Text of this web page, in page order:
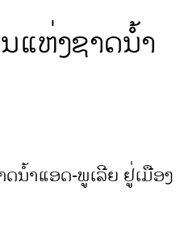
ແຫ່ງຊາດນໍ້າ
ນໍ້າແອດ-ພູເລີຍ ຢູ່ເມືອງ